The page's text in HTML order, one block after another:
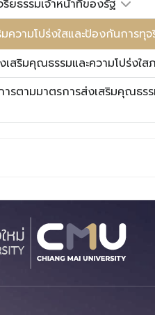
ริยธรรมเจ้าหน้าที่ของรัฐ
ความโปร่งใสและป้องกันการทุ
สริมคุณธรรมและความโปร่งใส
รตามมาตรการส่งเสริมคุณธรร